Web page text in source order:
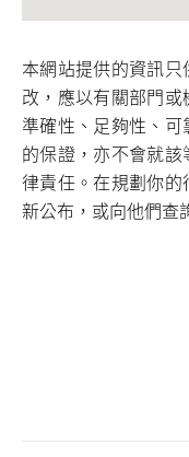
本網站提供的資訊
改，應以有關部門
準確性、足夠性、
的保證，亦不會就
律責任。在規劃你
新公布，或向他們查